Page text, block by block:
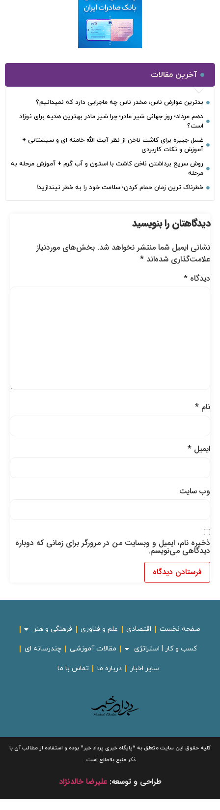
آخرین مقالات
بدترین عوارض ناس؛ مخدر ناس چه ماجرایی دارد که نمیدانیم؟
دهم مرداد؛ روز جهانی شیر مادر؛ چرا شیر مادر بهترین هدیه برای نوزاد
است؟
غسل جبیره برای کاشت ناخن از نظر آیت الله خامنه ای و سیستانی +
آموزش و نکات کاربردی
روش سریع برداشتن ناخن کاشت با استون و آب گرم + آموزش مرحله به
مرحله
خطرناک‌ ترین زمان‌ حمام کردن؛ سلامت خود را به خطر نیندازید!
دیدگاهتان را بنویسید
نشانی ایمیل شما منتشر نخواهد شد. بخش‌های موردنیاز
علامت‌گذاری شده‌اند*
دیدگاه*
نام*
ایمیل*
وب‌ سایت
ذخیره نام، ایمیل و وبسایت من در مرورگر برای زمانی که دوباره
دیدگاهی می‌نویسم.
صفحه نخست اقتصادی علم و فناوری فرهنگی و هنر
کسب و کار | استراتژی مقالات آموزشی چندرسانه ای
سایر اخبار درباره ما تماس با ما
کلیه حقوق این سایت متعلق به“پایگاه خبریپرداد خبر”بوده و استفاده از مطالب آن با
ذکر منبع بلامانع است.
طراحی و توسعه:علیرضا خالدنژاد